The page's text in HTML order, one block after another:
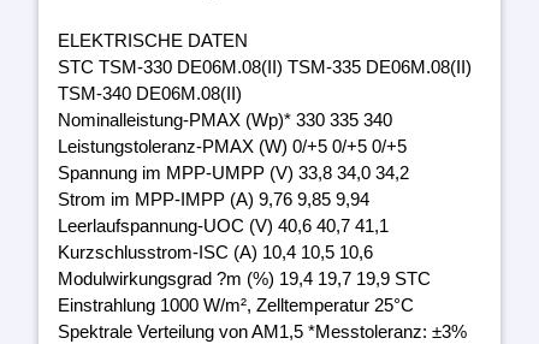
ELEKTRISCHE DATEN
STC TSM-330 DE06M.08(II) TSM-335 DE06M.08(II)
TSM-340 DE06M.08(II)
Nominalleistung-PMAX (Wp)* 330 335 340
Leistungstoleranz-PMAX (W) 0/+5 0/+5 0/+5
Spannung im MPP-UMPP (V) 33,8 34,0 34,2
Strom im MPP-IMPP (A) 9,76 9,85 9,94
Leerlaufspannung-UOC (V) 40,6 40,7 41,1
Kurzschlusstrom-ISC (A) 10,4 10,5 10,6
Modulwirkungsgrad ?m (%) 19,4 19,7 19,9 STC
Einstrahlung 1000 W/m², Zelltemperatur 25°C
Spektrale Verteilung von AM1,5 *Messtoleranz: ±3%